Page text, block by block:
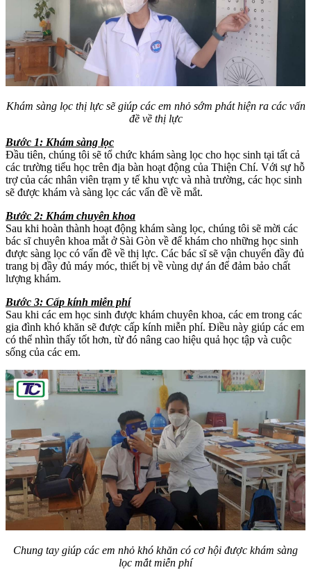
Khám sàng lọc thị lực sẽ giúp các em nhỏ sớm phát hiện ra các vấn
đề về thị lực
Bước 1: Khám sàng lọc
Đầu tiên, chúng tôi sẽ tổ chức khám sàng lọc cho học sinh tại tất cả
các trường tiểu học trên địa bàn hoạt động của Thiện Chí. Với sự hỗ
trợ của các nhân viên trạm y tế khu vực và nhà trường, các học sinh
sẽ được khám và sàng lọc các vấn đề về mắt.
Bước 2: Khám chuyên khoa
Sau khi hoàn thành hoạt động khám sàng lọc, chúng tôi sẽ mời các
bác sĩ chuyên khoa mắt ở Sài Gòn về để khám cho những học sinh
được sàng lọc có vấn đề về thị lực. Các bác sĩ sẽ vận chuyển đầy đủ
trang bị đầy đủ máy móc, thiết bị về vùng dự án để đảm bảo chất
lượng khám.
Bước 3: Cấp kính miễn phí
Sau khi các em học sinh được khám chuyên khoa, các em trong các
gia đình khó khăn sẽ được cấp kính miễn phí. Điều này giúp các em
có thể nhìn thấy tốt hơn, từ đó nâng cao hiệu quả học tập và cuộc
sống của các em.
Chung tay giúp các em nhỏ khó khăn có cơ hội được khám sàng
lọc mắt miễn phí